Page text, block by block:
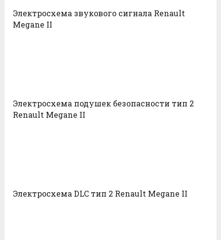
Электросхема звукового сигнала Renault
Megane II
Электросхема подушек безопасности тип 2
Renault Megane II
Электросхема DLC тип 2 Renault Megane II